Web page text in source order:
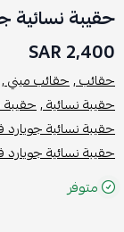
حقيبة نسائية
2,400 SAR
حقائب ,حقائب ميني ,
حقيبة نسائية ,حقيبة
حقيبة نسائية جويارد
حقيبة نسائية
متوفر